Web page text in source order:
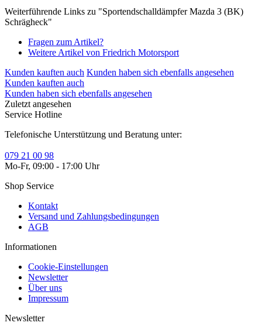
Weiterführende Links zu "Sportendschalldämpfer Mazda 3 (BK)
Schrägheck"
Fragen zum Artikel?
Weitere Artikel von Friedrich Motorsport
Kunden kauften auch Kunden haben sich ebenfalls angesehen
Kunden kauften auch
Kunden haben sich ebenfalls angesehen
Zuletzt angesehen
Service Hotline
Telefonische Unterstützung und Beratung unter:
079 21 00 98
Mo-Fr, 09:00 - 17:00 Uhr
Shop Service
Kontakt
Versand und Zahlungsbedingungen
AGB
Informationen
Cookie-Einstellungen
Newsletter
Über uns
Impressum
Newsletter